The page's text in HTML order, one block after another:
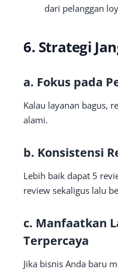
dari pelanggan
6. Strategi
a. Fokus pada
Kalau layanan bagus,
alami.
b. Konsistensi
Lebih baik dapat 5
review sekaligus lalu
c. Manfaatkan
Terpercaya
Jika bisnis Anda baru